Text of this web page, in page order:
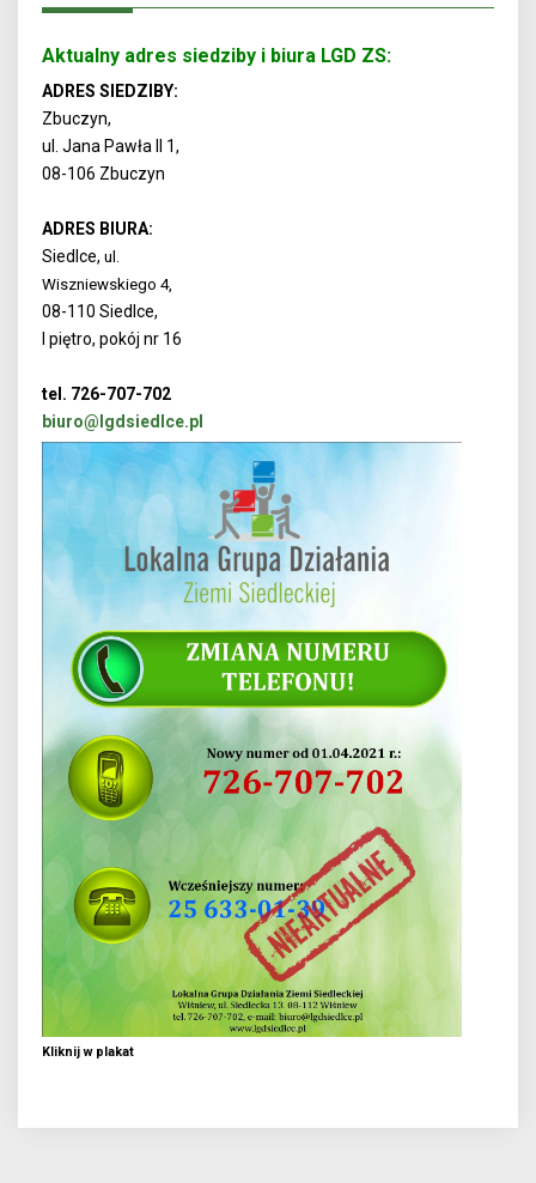
Aktualny adres siedziby i biura LGD ZS:
ADRES SIEDZIBY:
Zbuczyn,
ul. Jana Pawła II 1,
08-106 Zbuczyn
ADRES BIURA:
Siedlce, ul.
Wiszniewskiego 4,
08-110 Siedlce,
I piętro, pokój nr 16
tel. 726-707-702
biuro@lgdsiedlce.pl
Kliknij w plakat